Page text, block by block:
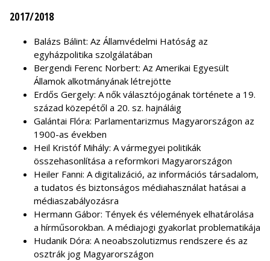
2017/2018
Balázs Bálint: Az Államvédelmi Hatóság az
egyházpolitika szolgálatában
Bergendi Ferenc Norbert: Az Amerikai Egyesült
Államok alkotmányának létrejötte
Erdős Gergely: A nők választójogának története a 19.
század közepétől a 20. sz. hajnáláig
Galántai Flóra: Parlamentarizmus Magyarországon az
1900-as években
Heil Kristóf Mihály: A vármegyei politikák
összehasonlítása a reformkori Magyarországon
Heiler Fanni: A digitalizáció, az információs társadalom,
a tudatos és biztonságos médiahasználat hatásai a
médiaszabályozásra
Hermann Gábor: Tények és vélemények elhatárolása
a hírműsorokban. A médiajogi gyakorlat problematikája
Hudanik Dóra: A neoabszolutizmus rendszere és az
osztrák jog Magyarországon